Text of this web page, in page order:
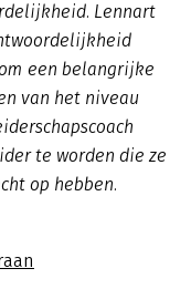
Lennart
een belangrijke
van het niveau
te worden die ze
op hebben.